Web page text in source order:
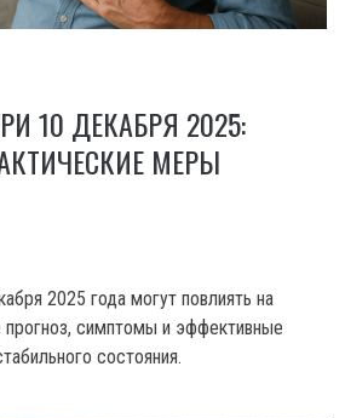
10 ДЕКАБРЯ 2025:
МЕРЫ
2025 года могут повлиять на
прогноз, симптомы и эффективные
состояния.